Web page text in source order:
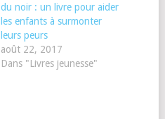
du noir : un livre pour aider
les enfants à surmonter
leurs peurs
août 22, 2017
Dans "Livres jeunesse"